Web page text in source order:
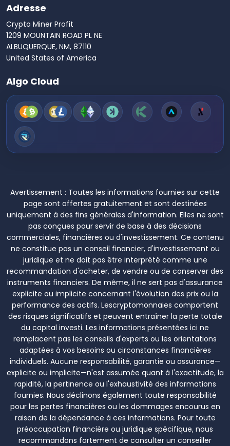
Adresse
Crypto Miner Profit
1209 MOUNTAIN ROAD PL NE
ALBUQUERQUE, NM, 87110
United States of America
Algo Cloud
Avertissement : Toutes les informations fournies sur cette
page sont offertes gratuitement et sont destinées
uniquement à des fins générales d'information. Elles ne sont
pas conçues pour servir de base à des décisions
commerciales, financières ou d'investissement. Ce contenu
ne constitue pas un conseil financier, d'investissement ou
juridique et ne doit pas être interprété comme une
recommandation d'acheter, de vendre ou de conserver des
instruments financiers. De même, il ne sert pas d'assurance
explicite ou implicite concernant l'évolution des prix ou la
performance des actifs. Lescryptomonnaies comportent
des risques significatifs et peuvent entraîner la perte totale
du capital investi. Les informations présentées ici ne
remplacent pas les conseils d'experts ou les orientations
adaptées à vos besoins ou circonstances financières
individuels. Aucune responsabilité, garantie ou assurance—
explicite ou implicite—n'est assumée quant à l'exactitude, la
rapidité, la pertinence ou l'exhaustivité des informations
fournies. Nous déclinons également toute responsabilité
pour les pertes financières ou les dommages encourus en
raison de la dépendance à ces informations. Pour toute
préoccupation financière ou juridique spécifique, nous
recommandons fortement de consulter un conseiller